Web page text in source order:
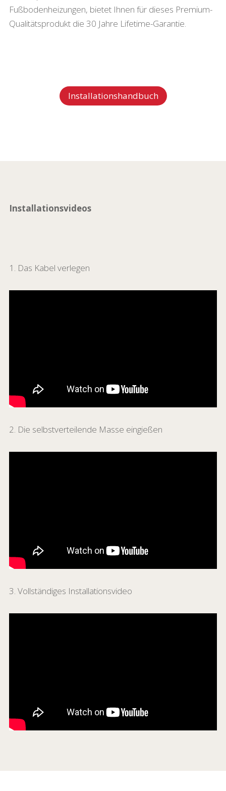
Fußbodenheizungen, bietet Ihnen für dieses Premium-
Qualitätsprodukt die 30 Jahre Lifetime-Garantie.
Installationshandbuch
Installationsvideos
1. Das Kabel verlegen
2. Die selbstverteilende Masse eingießen
3. Vollständiges Installationsvideo